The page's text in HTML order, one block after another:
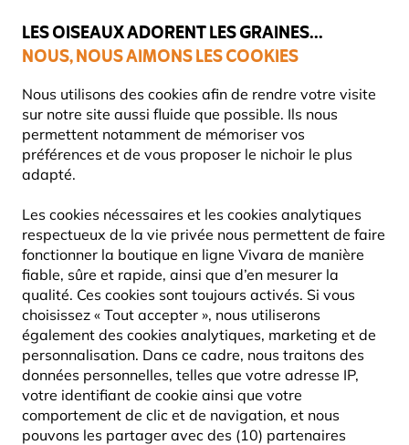
LES OISEAUX ADORENT LES GRAINES...
NOUS, NOUS AIMONS LES COOKIES
Nous utilisons des cookies afin de rendre votre visite
sur notre site aussi fluide que possible. Ils nous
permettent notamment de mémoriser vos
préférences et de vous proposer le nichoir le plus
adapté.
Les cookies nécessaires et les cookies analytiques
respectueux de la vie privée nous permettent de faire
fonctionner la boutique en ligne Vivara de manière
fiable, sûre et rapide, ainsi que d’en mesurer la
qualité. Ces cookies sont toujours activés. Si vous
choisissez « Tout accepter », nous utiliserons
également des cookies analytiques, marketing et de
personnalisation. Dans ce cadre, nous traitons des
données personnelles, telles que votre adresse IP,
votre identifiant de cookie ainsi que votre
comportement de clic et de navigation, et nous
pouvons les partager avec des (10) partenaires
catégories.
Livraison express gratuite dès 59 €
Blog Information
INFORMATION
Des connaissances qui vous seront vraiment utiles.
Dans cette rubrique, vous trouverez des
informations accessibles et fiables sur le jardinage,
la nature et les animaux. Que vous soyez un
débutant curieux ou un passionné de nature, vous
trouverez ici des réponses, des informations
générales et des conseils pratiques qui vous
aideront à prendre les bonnes décisions pour créer
un jardin naturel.